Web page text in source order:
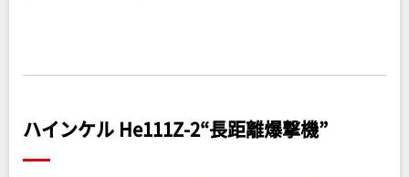
ハインケル He111Z-2“長距離爆撃機”